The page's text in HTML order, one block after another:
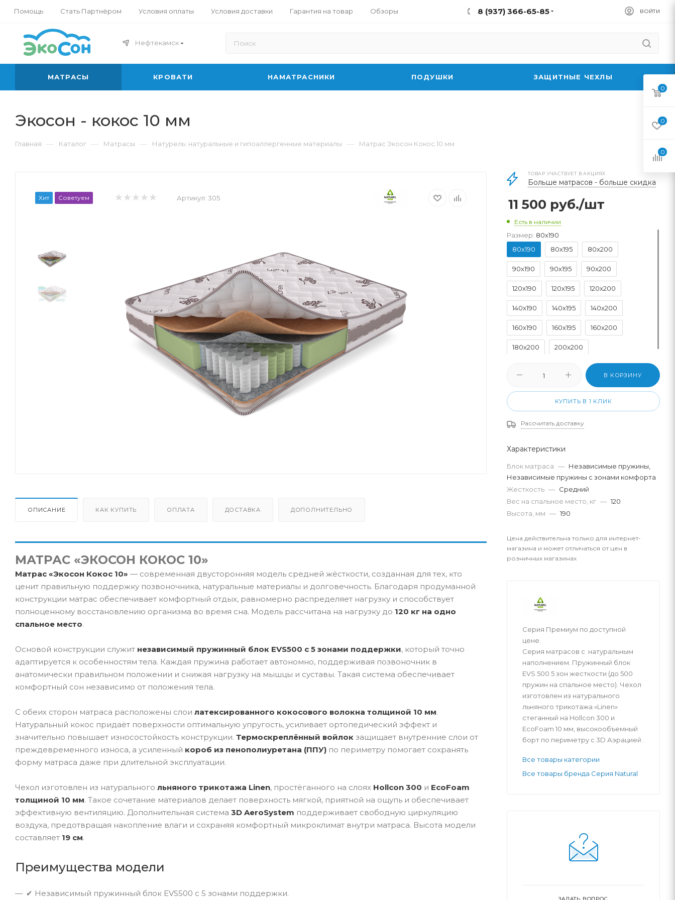
Помощь Стать Партнёром Условия оплаты Условия доставки Гарантия на товар Обзоры 8 (937) 366-65-85 ВОЙТИ
Нефтекамск
МАТРАСЫ КРОВАТИ НАМАТРАСНИКИ ПОДУШКИ ЗАЩИТНЫЕ ЧЕХЛЫ
Экосон - кокос 10 мм
Главная — Каталог — Матрасы — Натурель: натуральные и гипоаллергенные материалы — Матрас Экосон Кокос 10 мм
Хит Советуем Артикул: 305
ОПИСАНИЕ КАК КУПИТЬ ОПЛАТА ДОСТАВКА ДОПОЛНИТЕЛЬНО
МАТРАС «ЭКОСОН КОКОС 10»
Матрас «Экосон Кокос 10» — современная двусторонняя модель средней жёсткости, созданная для тех, кто
ценит правильную поддержку позвоночника, натуральные материалы и долговечность. Благодаря продуманной
конструкции матрас обеспечивает комфортный отдых, равномерно распределяет нагрузку и способствует
полноценному восстановлению организма во время сна. Модель рассчитана на нагрузку до 120 кг на одно
спальное место.
Основой конструкции служит независимый пружинный блок EVS500 с 5 зонами поддержки, который точно
адаптируется к особенностям тела. Каждая пружина работает автономно, поддерживая позвоночник в
анатомически правильном положении и снижая нагрузку на мышцы и суставы. Такая система обеспечивает
комфортный сон независимо от положения тела.
С обеих сторон матраса расположены слои латексированного кокосового волокна толщиной 10 мм.
Натуральный кокос придаёт поверхности оптимальную упругость, усиливает ортопедический эффект и
значительно повышает износостойкость конструкции. Термоскреплённый войлок защищает внутренние слои от
преждевременного износа, а усиленный короб из пенополиуретана (ППУ) по периметру помогает сохранять
форму матраса даже при длительной эксплуатации.
Чехол изготовлен из натурального льняного трикотажа Linen, простёганного на слоях Hollcon 300 и EcoFoam
толщиной 10 мм. Такое сочетание материалов делает поверхность мягкой, приятной на ощупь и обеспечивает
эффективную вентиляцию. Дополнительная система 3D AeroSystem поддерживает свободную циркуляцию
воздуха, предотвращая накопление влаги и сохраняя комфортный микроклимат внутри матраса. Высота модели
составляет 19 см.
Преимущества модели
✔ Независимый пружинный блок EVS500 с 5 зонами поддержки.
ТОВАР УЧАСТВУЕТ В АКЦИЯХ
Больше матрасов - больше скидка
11 500 руб./шт
Есть в наличии
Размер: 80x190
80x190
80x195 80x200
90x190 90x195 90x200
120x190 120x195 120x200
140x190 140x195 140x200
160x190 160x195 160x200
180x200 200x200
В КОРЗИНУ
КУПИТЬ В 1 КЛИК
Рассчитать доставку
Характеристики
Блок матраса — Независимые пружины,
Независимые пружины с зонами комфорта
Жесткость — Средний
Вес на спальное место, кг — 120
Высота, мм — 190
Цена действительна только для интернет-
магазина и может отличаться от цен в
розничных магазинах
Серия Премиум по доступной
цене.
Серия матрасов с натуральным
наполнением. Пружинный блок
EVS 500 5 зон жесткости (до 500
пружин на спальное место). Чехол
изготовлен из натурального
льняного трикотажа «Linen»
стеганный на Hollcon 300 и
EcoFoam 10 мм, высокообъемный
борт по периметру с 3D Аэрацией.
Все товары категории
Все товары бренда Серия Natural
ЗАДАТЬ ВОПРОС
0
0
0